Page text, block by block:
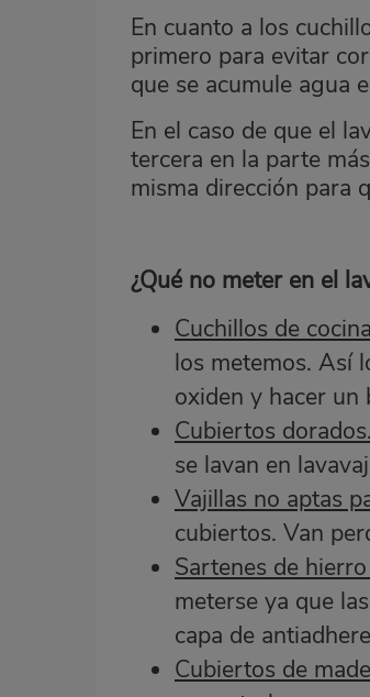
En cuanto a los
primero para evitar
que se acumule agua
En el caso de que el
tercera en la parte
misma dirección para
¿Qué no meter en el
Cuchillos de cocina
los metemos. Así
oxiden y hacer un
Cubiertos dorados.
se lavan en
Vajillas no aptas
cubiertos. Van
Sartenes de
meterse ya que
capa de
Cubiertos de